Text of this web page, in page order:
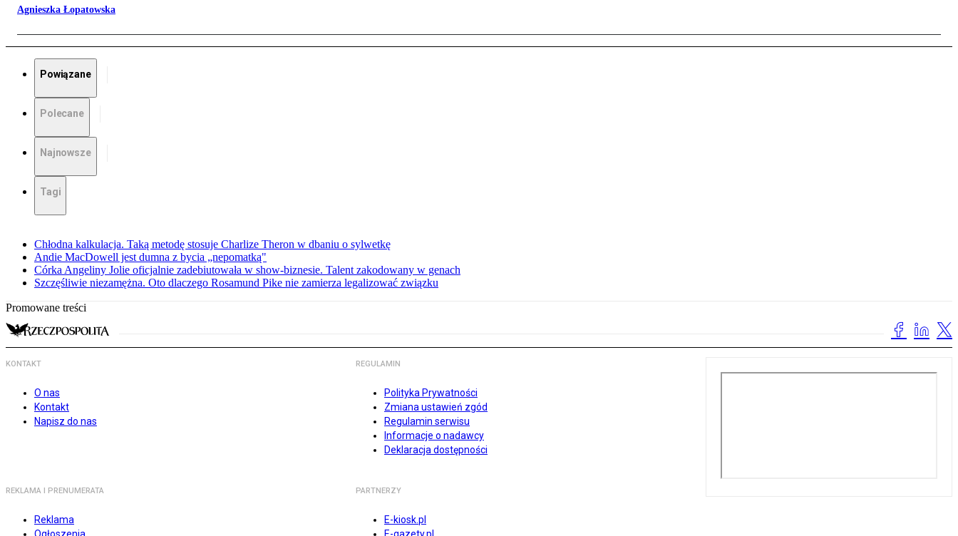
Agnieszka Łopatowska
Powiązane
Polecane
Najnowsze
Tagi
Chłodna kalkulacja. Taką metodę stosuje Charlize Theron w dbaniu o sylwetkę
Andie MacDowell jest dumna z bycia „nepomatką"
Córka Angeliny Jolie oficjalnie zadebiutowała w show-biznesie. Talent zakodowany w genach
Szczęśliwie niezamężna. Oto dlaczego Rosamund Pike nie zamierza legalizować związku
Promowane treści
KONTAKT
O nas
Kontakt
Napisz do nas
REGULAMIN
Polityka Prywatności
Zmiana ustawień zgód
Regulamin serwisu
Informacje o nadawcy
Deklaracja dostępności
REKLAMA I PRENUMERATA
Reklama
PARTNERZY
E-kiosk.pl